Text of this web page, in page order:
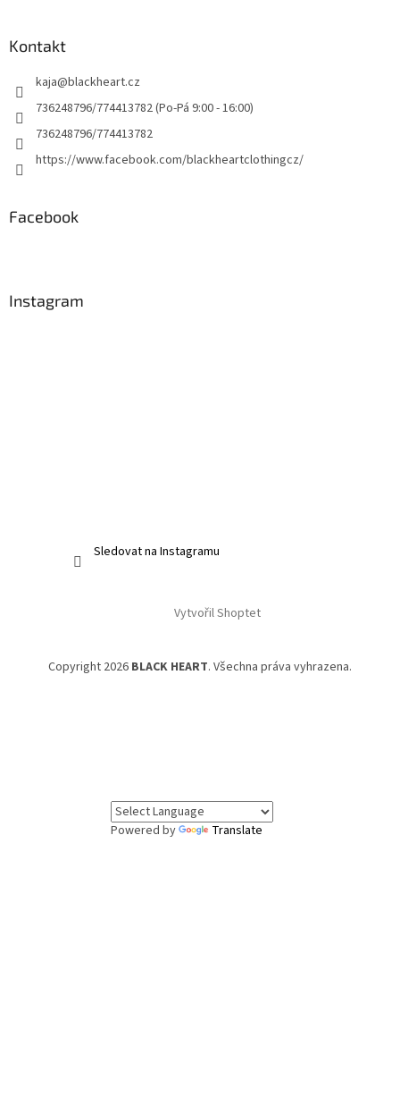
Kontakt
kaja@blackheart.cz
736248796/774413782 (Po-Pá 9:00 - 16:00)
736248796/774413782
https://www.facebook.com/blackheartclothingcz/
Facebook
Instagram
Sledovat na Instagramu
Vytvořil Shoptet
Copyright 2026 BLACK HEART. Všechna práva vyhrazena.
Powered by Translate